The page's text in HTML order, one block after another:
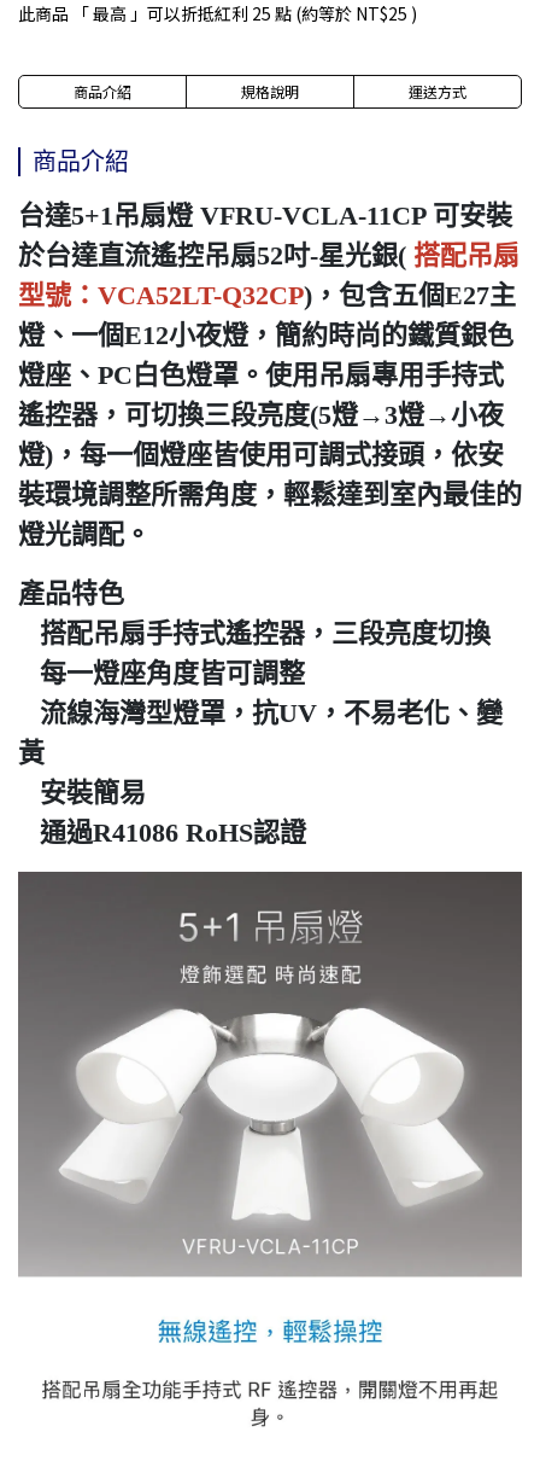
此商品 「 最高 」可以折抵紅利 25 點 (約等於 NT$25 )
商品介紹 規格說明 運送方式
商品介紹
台達5+1吊扇燈 VFRU-VCLA-11CP 可安裝
於台達直流遙控吊扇52吋-星光銀( 搭配吊扇
型號：VCA52LT-Q32CP)，包含五個E27主
燈、一個E12小夜燈，簡約時尚的鐵質銀色
燈座、PC白色燈罩。使用吊扇專用手持式
遙控器，可切換三段亮度(5燈→3燈→小夜
燈)，每一個燈座皆使用可調式接頭，依安
裝環境調整所需角度，輕鬆達到室內最佳的
燈光調配。
產品特色
搭配吊扇手持式遙控器，三段亮度切換
每一燈座角度皆可調整
流線海灣型燈罩，抗UV，不易老化、變
黃
安裝簡易
通過R41086 RoHS認證